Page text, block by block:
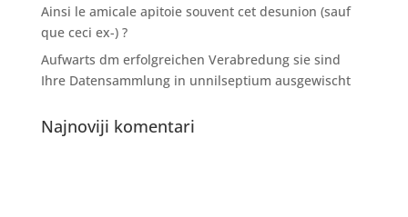
Ainsi le amicale apitoie souvent cet desunion (sauf
que ceci ex-) ?
Aufwarts dm erfolgreichen Verabredung sie sind
Ihre Datensammlung in unnilseptium ausgewischt
Najnoviji komentari